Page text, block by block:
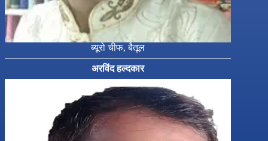
ब्यूरो चीफ, बैतूल
अरविंद हल्दकार